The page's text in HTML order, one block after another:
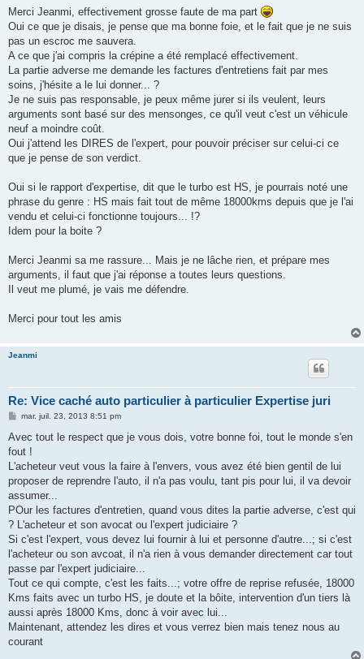
Merci Jeanmi, effectivement grosse faute de ma part
Oui ce que je disais, je pense que ma bonne foie, et le fait que je ne suis
pas un escroc me sauvera.
A ce que j'ai compris la crépine a été remplacé effectivement.
La partie adverse me demande les factures d'entretiens fait par mes
soins, j'hésite a le lui donner... ?
Je ne suis pas responsable, je peux même jurer si ils veulent, leurs
arguments sont basé sur des mensonges, ce qu'il veut c'est un véhicule
neuf a moindre coût.
Oui j'attend les DIRES de l'expert, pour pouvoir préciser sur celui-ci ce
que je pense de son verdict.
Oui si le rapport d'expertise, dit que le turbo est HS, je pourrais noté une
phrase du genre : HS mais fait tout de même 18000kms depuis que je l'ai
vendu et celui-ci fonctionne toujours... !?
Idem pour la boite ?
Merci Jeanmi sa me rassure... Mais je ne lâche rien, et prépare mes
arguments, il faut que j'ai réponse a toutes leurs questions.
Il veut me plumé, je vais me défendre.
Merci pour tout les amis
Jeanmi
Re: Vice caché auto particulier à particulier Expertise juri
M
s
a
g
mar. juil. 23, 2013 8:51 pm
Avec tout le respect que je vous dois, votre bonne foi, tout le monde s'en
fout !
L'acheteur veut vous la faire à l'envers, vous avez été bien gentil de lui
proposer de reprendre l'auto, il n'a pas voulu, tant pis pour lui, il va devoir
assumer...
POur les factures d'entretien, quand vous dites la partie adverse, c'est qui
? L'acheteur et son avocat ou l'expert judiciaire ?
Si c'est l'expert, vous devez lui fournir à lui et personne d'autre...; si c'est
l'acheteur ou son avcoat, il n'a rien à vous demander directement car tout
passe par l'expert judiciaire...
Tout ce qui compte, c'est les faits...; votre offre de reprise refusée, 18000
Kms faits avec un turbo HS, je doute et la bôite, intervention d'un tiers là
aussi après 18000 Kms, donc à voir avec lui...
Maintenant, attendez les dires et vous verrez bien mais tenez nous au
courant